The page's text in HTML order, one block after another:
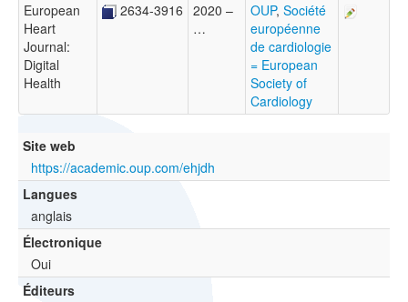
European
Heart
Journal:
Digital
Health
2634-3916 2020 –
…
OUP, Société
européenne
de cardiologie
= European
Society of
Cardiology
Site web
https://academic.oup.com/ehjdh
Langues
anglais
Électronique
Oui
Éditeurs